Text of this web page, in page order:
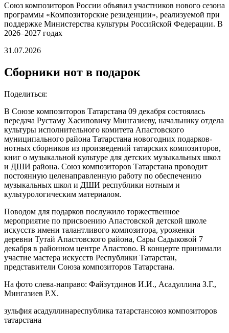
Союз композиторов России объявил участников нового сезона
программы «Композиторские резиденции», реализуемой при
поддержке Министерства культуры Российской Федерации. В
2026–2027 годах
31.07.2026
Сборники нот в подарок
Поделиться:
В Союзе композиторов Татарстана 09 декабря состоялась
передача Рустаму Хасиповичу Мингазиеву, начальнику отдела
культуры исполнительного комитета Апастовского
муниципального района Татарстана новогодних подарков-
нотных сборников из произведений татарских композиторов,
книг о музыкальной культуре для детских музыкальных школ
и ДШИ района. Союз композиторов Татарстана проводит
постоянную целенаправленную работу по обеспечению
музыкальных школ и ДШИ республики нотным и
культурологическим материалом.
Поводом для подарков послужило торжественное
мероприятие по присвоению Апастовской детской школе
искусств имени талантливого композитора, уроженки
деревни Тутай Апастовского района, Сары Садыковой 7
декабря в районном центре Апастово. В концерте принимали
участие мастера искусств Республики Татарстан,
представители Союза композиторов Татарстана.
На фото слева-направо: Файзутдинов И.И., Асадуллина З.Г.,
Мингазиев Р.Х.
зульфия асадуллинареспублика татарстансоюз композиторов
татарстана